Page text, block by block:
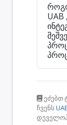
UAB
ეძებთ
ჩვენს